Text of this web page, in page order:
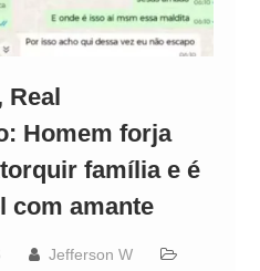
Real
Homem forja
família e é
com amante
Jefferson W